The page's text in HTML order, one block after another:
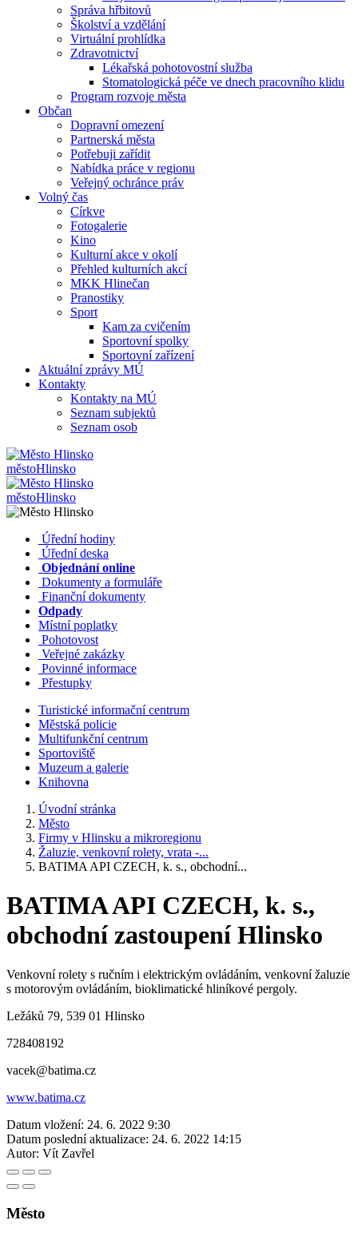
Správa hřbitovů
Školství a vzdělání
Virtuální prohlídka
Zdravotnictví
Lékařská pohotovostní služba
Stomatologická péče ve dnech pracovního klidu
Program rozvoje města
Občan
Dopravní omezení
Partnerská města
Potřebuji zařídit
Nabídka práce v regionu
Veřejný ochránce práv
Volný čas
Církve
Fotogalerie
Kino
Kulturní akce v okolí
Přehled kulturních akcí
MKK Hlinečan
Pranostiky
Sport
Kam za cvičením
Sportovní spolky
Sportovní zařízení
Aktuální zprávy MÚ
Kontakty
Kontakty na MÚ
Seznam subjektů
Seznam osob
městoHlinsko
městoHlinsko
Úřední hodiny
Úřední deska
Objednání online
Dokumenty a formuláře
Finanční dokumenty
Odpady
Místní poplatky
Pohotovost
Veřejné zakázky
Povinné informace
Přestupky
Turistické informační centrum
Městská policie
Multifunkční centrum
Sportoviště
Muzeum a galerie
Knihovna
Úvodní stránka
Město
Firmy v Hlinsku a mikroregionu
Žaluzie, venkovní rolety, vrata -...
BATIMA API CZECH, k. s., obchodní...
BATIMA API CZECH, k. s.,
obchodní zastoupení Hlinsko
Venkovní rolety s ručním i elektrickým ovládáním, venkovní žaluzie
s motorovým ovládáním, bioklimatické hliníkové pergoly.
Ležáků 79, 539 01 Hlinsko
728408192
vacek@batima.cz
www.batima.cz
Datum vložení: 24. 6. 2022 9:30
Datum poslední aktualizace: 24. 6. 2022 14:15
Autor: Vít Zavřel
Město